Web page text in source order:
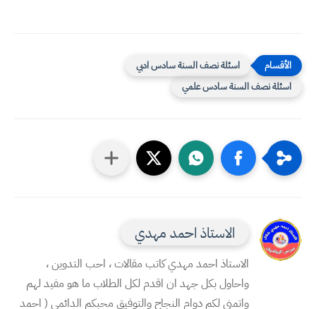
اسئلة نصف السنة سادس ادبي
اسئلة نصف السنة سادس علمي
الاستاذ احمد مهدي
الاستاذ احمد مهدي كاتب مقالات ، احب التدوين ،
واحاول بكل جهد ان اقدم لكل الطلاب ما هو مفيد لهم
واتمنى لكم دوام النجاح والتوفيق محبكم الدائمي ( احمد